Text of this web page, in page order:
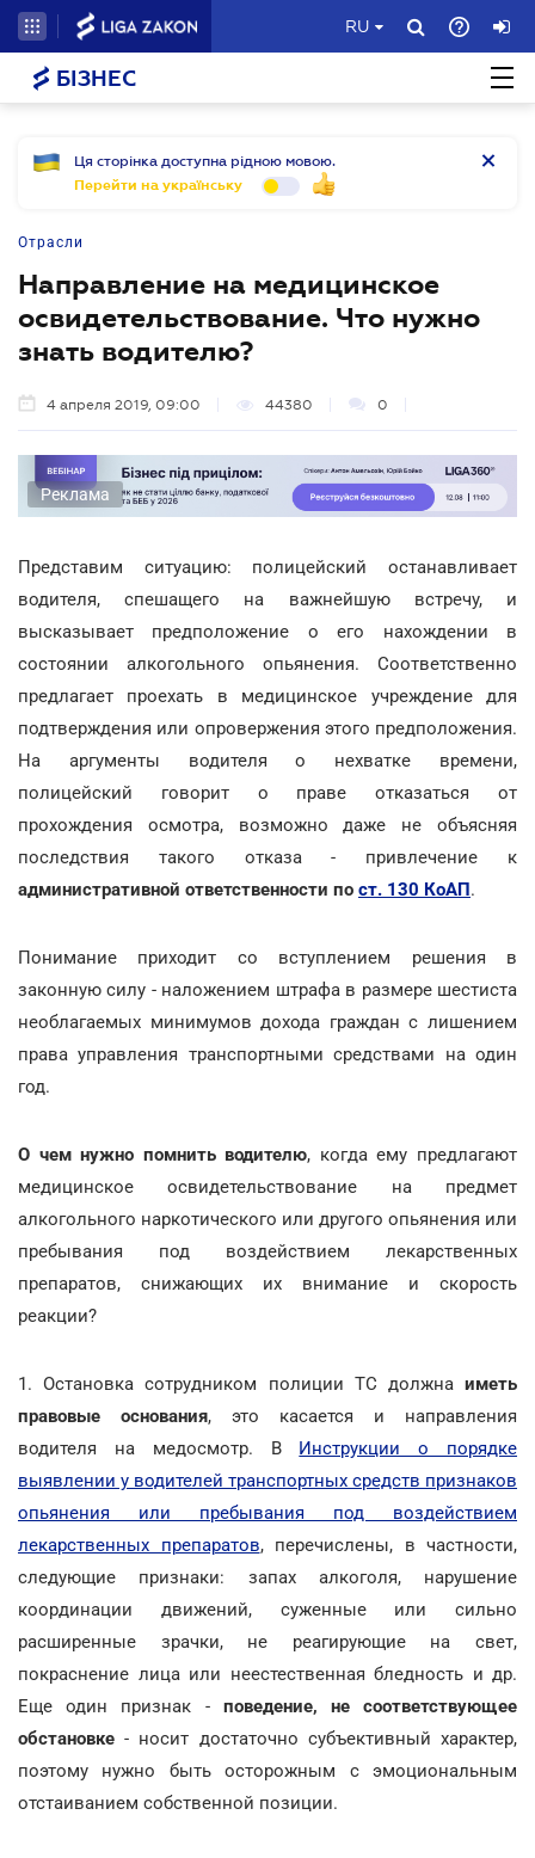
RU
БІЗНЕС
Ця сторінка доступна рідною мовою.
Перейти на українську
Отрасли
Направление на медицинское
освидетельствование. Что нужно
знать водителю?
4 апреля 2019, 09:00 44380 0
Реклама
Представим ситуацию: полицейский останавливает
водителя, спешащего на важнейшую встречу, и
высказывает предположение о его нахождении в
состоянии алкогольного опьянения. Соответственно
предлагает проехать в медицинское учреждение для
подтверждения или опровержения этого предположения.
На аргументы водителя о нехватке времени,
полицейский говорит о праве отказаться от
прохождения осмотра, возможно даже не объясняя
последствия такого отказа - привлечение к
административной ответственности по ст. 130 КоАП.
Понимание приходит со вступлением решения в
законную силу - наложением штрафа в размере шестиста
необлагаемых минимумов дохода граждан с лишением
права управления транспортными средствами на один
год.
О чем нужно помнить водителю, когда ему предлагают
медицинское освидетельствование на предмет
алкогольного наркотического или другого опьянения или
пребывания под воздействием лекарственных
препаратов, снижающих их внимание и скорость
реакции?
1. Остановка сотрудником полиции ТС должна иметь
правовые основания, это касается и направления
водителя на медосмотр. В Инструкции о порядке
выявлении у водителей транспортных средств признаков
опьянения или пребывания под воздействием
лекарственных препаратов, перечислены, в частности,
следующие признаки: запах алкоголя, нарушение
координации движений, суженные или сильно
расширенные зрачки, не реагирующие на свет,
покраснение лица или неестественная бледность и др.
Еще один признак - поведение, не соответствующее
обстановке - носит достаточно субъективный характер,
поэтому нужно быть осторожным с эмоциональным
отстаиванием собственной позиции.